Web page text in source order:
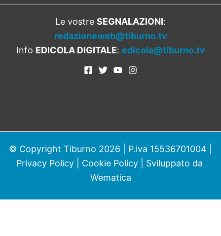
Le vostre SEGNALAZIONI:
redazioneweb@tiburno.tv
Info EDICOLA DIGITALE: edicola@tiburno.tv
© Copyright Tiburno 2026 | P.iva 15536701004 |
Privacy Policy| Cookie Policy| Sviluppato da
Wematica